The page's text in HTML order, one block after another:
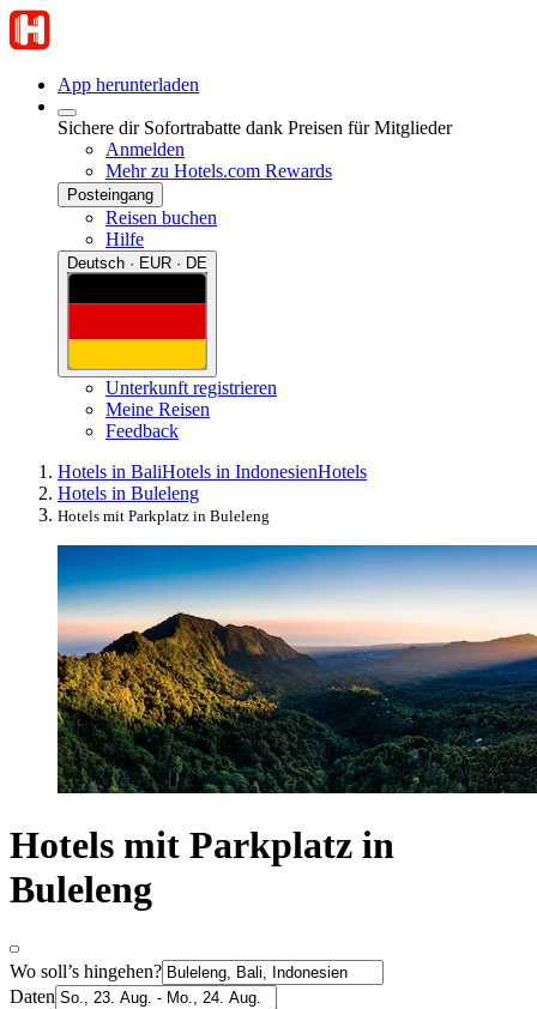
App herunterladen
Sichere dir Sofortrabatte dank Preisen für Mitglieder
Anmelden
Mehr zu Hotels.com Rewards
Posteingang
Reisen buchen
Hilfe
Deutsch · EUR · DE
Unterkunft registrieren
Meine Reisen
Feedback
Hotels in BaliHotels in IndonesienHotels
Hotels in Buleleng
Hotels mit Parkplatz in Buleleng
Hotels mit Parkplatz in
Buleleng
Wo soll’s hingehen?
Daten